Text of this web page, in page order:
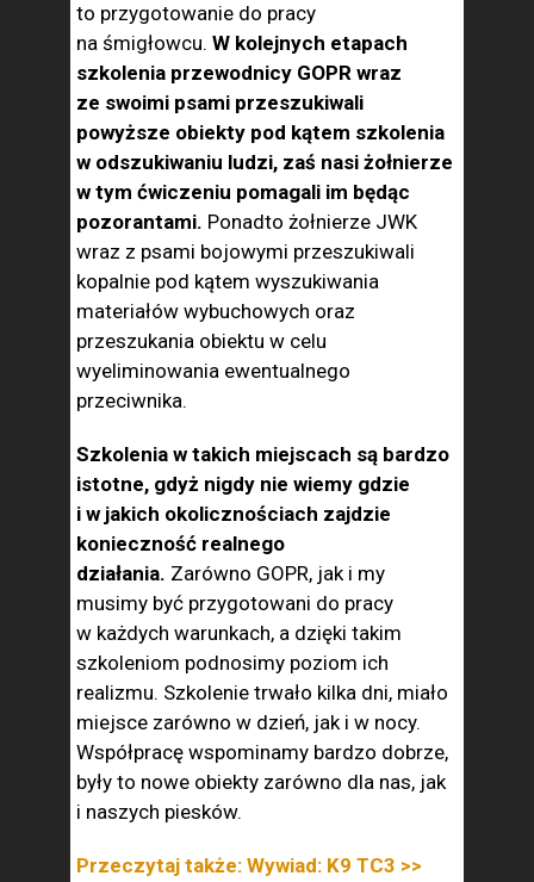
to przygotowanie do pracy
na śmigłowcu. W kolejnych etapach
szkolenia przewodnicy GOPR wraz
ze swoimi psami przeszukiwali
powyższe obiekty pod kątem szkolenia
w odszukiwaniu ludzi, zaś nasi żołnierze
w tym ćwiczeniu pomagali im będąc
pozorantami. Ponadto żołnierze JWK
wraz z psami bojowymi przeszukiwali
kopalnie pod kątem wyszukiwania
materiałów wybuchowych oraz
przeszukania obiektu w celu
wyeliminowania ewentualnego
przeciwnika.
Szkolenia w takich miejscach są bardzo
istotne, gdyż nigdy nie wiemy gdzie
i w jakich okolicznościach zajdzie
konieczność realnego
działania. Zarówno GOPR, jak i my
musimy być przygotowani do pracy
w każdych warunkach, a dzięki takim
szkoleniom podnosimy poziom ich
realizmu. Szkolenie trwało kilka dni, miało
miejsce zarówno w dzień, jak i w nocy.
Współpracę wspominamy bardzo dobrze,
były to nowe obiekty zarówno dla nas, jak
i naszych piesków.
Przeczytaj także: Wywiad: K9 TC3 >>